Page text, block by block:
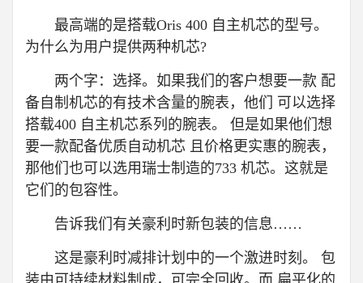
最高端的是搭载Oris 400 自主机芯的型号。
为什么为用户提供两种机芯?
两个字：选择。如果我们的客户想要一款 配
备自制机芯的有技术含量的腕表，他们 可以选择
搭载400 自主机芯系列的腕表。 但是如果他们想
要一款配备优质自动机芯 且价格更实惠的腕表，
那他们也可以选用瑞士制造的733 机芯。这就是
它们的包容性。
告诉我们有关豪利时新包装的信息……
这是豪利时减排计划中的一个激进时刻。 包
装由可持续材料制成，可完全回收。而 扁平化的